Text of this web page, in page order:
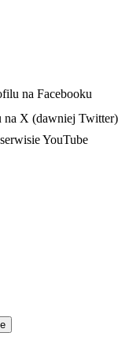
na Facebooku
na X (dawniej Twitter)
YouTube